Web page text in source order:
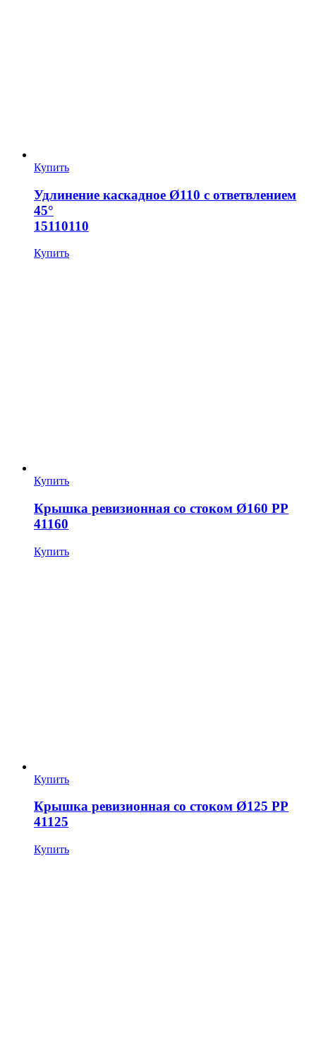
Купить
Удлинение каскадное Ø110 с ответвлением
45°
15110110
Купить
Купить
Крышка ревизионная со стоком Ø160 PP
41160
Купить
Купить
Крышка ревизионная со стоком Ø125 PP
41125
Купить